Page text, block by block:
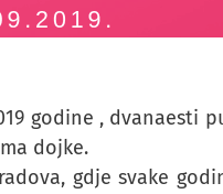
godine , dvanaesti
dojke.
gdje svake